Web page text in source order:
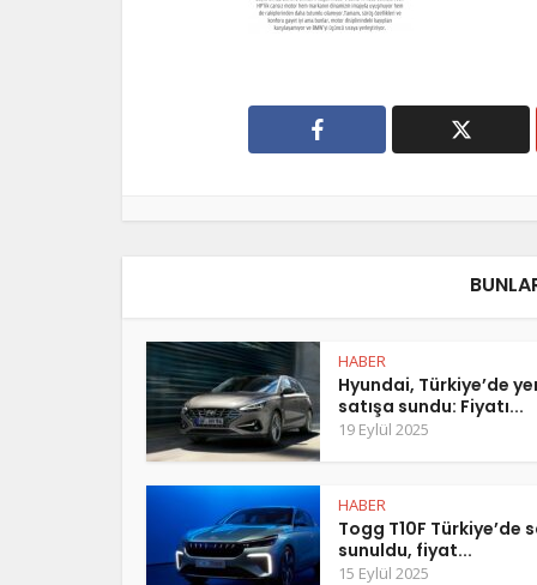
HABER
Hyundai, Türkiye’de
satışa sundu: Fiyatı...
19 Eylül 2025
HABER
Togg T10F Türkiye’de
sunuldu, fiyat...
15 Eylül 2025